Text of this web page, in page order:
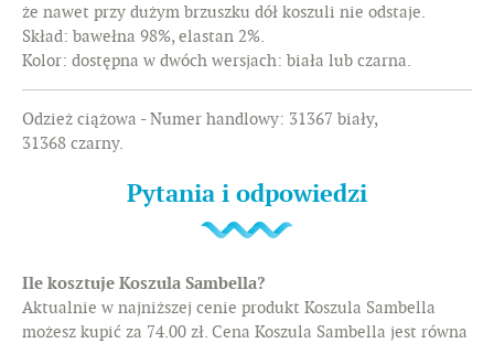
że nawet przy dużym brzuszku dół koszuli nie odstaje.
Skład: bawełna 98%, elastan 2%.
Kolor: dostępna w dwóch wersjach: biała lub czarna.
Odzież ciążowa - Numer handlowy: 31367 biały,
31368 czarny.
Pytania i odpowiedzi
Ile kosztuje Koszula Sambella?
Aktualnie w najniższej cenie produkt Koszula Sambella
możesz kupić za 74.00 zł. Cena Koszula Sambella jest równa